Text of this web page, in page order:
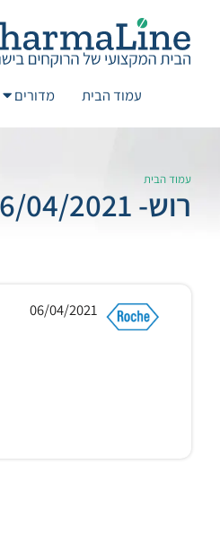
עמוד הבית מדורים
עמוד הבית
רוש- 06/04/2021 Gazyva
06/04/2021